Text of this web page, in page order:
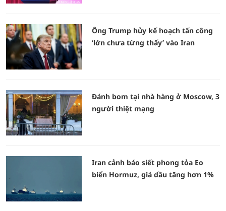
Ông Trump hủy kế hoạch tấn công
‘lớn chưa từng thấy’ vào Iran
Đánh bom tại nhà hàng ở Moscow, 3
người thiệt mạng
Iran cảnh báo siết phong tỏa Eo
biển Hormuz, giá dầu tăng hơn 1%